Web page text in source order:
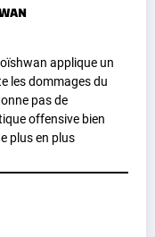
applique un
les dommages du
pas de
offensive bien
plus en plus